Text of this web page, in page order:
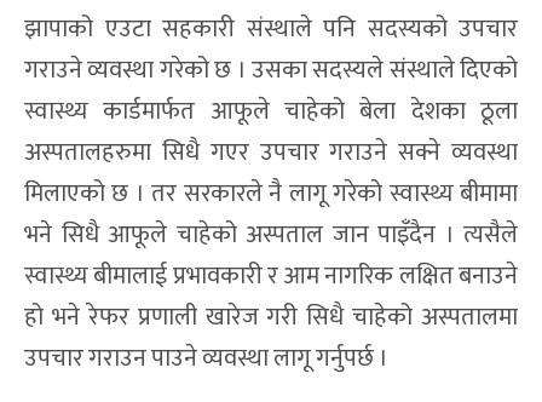
झापाको एउटा सहकारी संस्थाले पनि सदस्यको उपचार
गराउने व्यवस्था गरेको छ । उसका सदस्यले संस्थाले दिएको
स्वास्थ्य कार्डमार्फत आफूले चाहेको बेला देशका ठूला
अस्पतालहरुमा सिधै गएर उपचार गराउने सक्ने व्यवस्था
मिलाएको छ । तर सरकारले नै लागू गरेको स्वास्थ्य बीमामा
भने सिधै आफूले चाहेको अस्पताल जान पाइँदैन । त्यसैले
स्वास्थ्य बीमालाई प्रभावकारी र आम नागरिक लक्षित बनाउने
हो भने रेफर प्रणाली खारेज गरी सिधै चाहेको अस्पतालमा
उपचार गराउन पाउने व्यवस्था लागू गर्नुपर्छ ।